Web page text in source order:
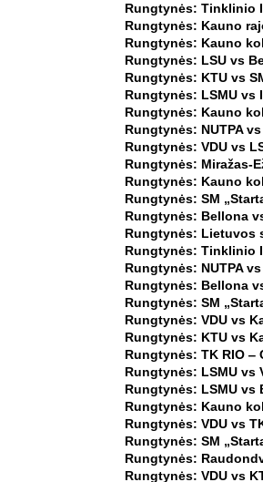
Rungtynės: Tinklinio
Rungtynės: Kauno
Rungtynės: Kauno
Rungtynės: LSU vs
Rungtynės: KTU vs
Rungtynės: LSMU vs
Rungtynės: Kauno
Rungtynės: NUTPA
Rungtynės: VDU vs
Rungtynės: Miražas-
Rungtynės: Kauno
Rungtynės: SM
Rungtynės: Bellona
Rungtynės: Lietuvos
Rungtynės: Tinklinio
Rungtynės: NUTPA
Rungtynės: Bellona
Rungtynės: SM
Rungtynės: VDU vs
Rungtynės: KTU vs
Rungtynės: TK RIO ‒
Rungtynės: LSMU vs
Rungtynės: LSMU vs
Rungtynės: Kauno
Rungtynės: VDU vs
Rungtynės: SM
Rungtynės:
Rungtynės: VDU vs